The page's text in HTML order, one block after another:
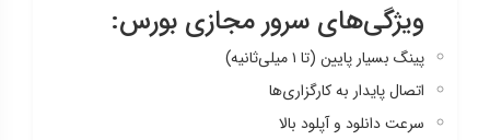
ویژگی‌های سرور مجازی بورس:
پینگ بسیار پایین (تا ۱ میلی‌ثانیه)
اتصال پایدار به کارگزاری‌ها
سرعت دانلود و آپلود بالا